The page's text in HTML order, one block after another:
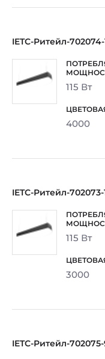
IETC-Ритейл-702074-
115 Вт
4000
IETC-Ритейл-702073-
115 Вт
3000
IETC-Ритейл-702075-